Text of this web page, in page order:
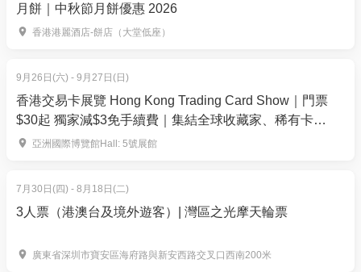
「星耀廳」
如何前往：乘搭港鐵南港島綫至
店穿梭巴士站。
免費穿梭巴士班次約每 20 至 30 分鐘一班，詳情可參
預訂須知
郵到 01space@hk01.com。
於「01空間」購票，每消費$1即可賺取1「01積
分」。揀啱心水活動，以100分扣減$1購買門票。玩完
再賺，賺完再買、再食、再玩！
月餅｜中秋節月餅優惠 2026
香港港麗酒店-餅店（大堂低座）
9月26日(六) - 9月27日(日)
香港交易卡展覽 Hong Kong Trading Card Show｜門票
$30起 獨家減$3免手續費｜集結全球收藏家、稀有卡
150+攤位— 運動卡、寶可夢、集換式卡牌遊戲、航海王等
亞洲國際博覽館Hall: 5號展館
7月30日(四) - 8月18日(二)
3人票（港澳台及境外遊客）| 灣區之光摩天輪票
廣東省深圳市寶安區海府路與新安西路交叉口西南200米